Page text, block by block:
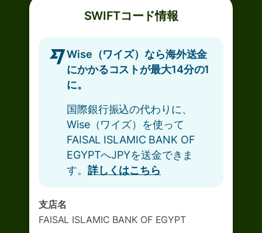
SWIFTコード情報
Wise（ワイズ）なら海外送金
にかかるコストが最大14分の1
に。
国際銀行振込の代わりに、
Wise（ワイズ）を使って
FAISAL ISLAMIC BANK OF
EGYPTへJPYを送金できま
す。 詳しくはこちら
支店名
FAISAL ISLAMIC BANK OF EGYPT